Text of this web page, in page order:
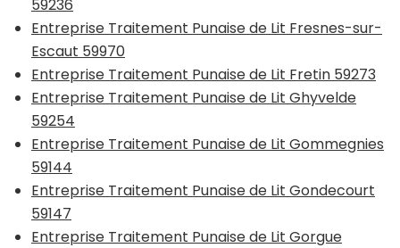
59236
Entreprise Traitement Punaise de Lit Fresnes-sur-
Escaut 59970
Entreprise Traitement Punaise de Lit Fretin 59273
Entreprise Traitement Punaise de Lit Ghyvelde
59254
Entreprise Traitement Punaise de Lit Gommegnies
59144
Entreprise Traitement Punaise de Lit Gondecourt
59147
Entreprise Traitement Punaise de Lit Gorgue